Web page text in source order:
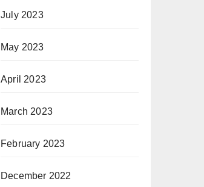
July 2023
May 2023
April 2023
March 2023
February 2023
December 2022